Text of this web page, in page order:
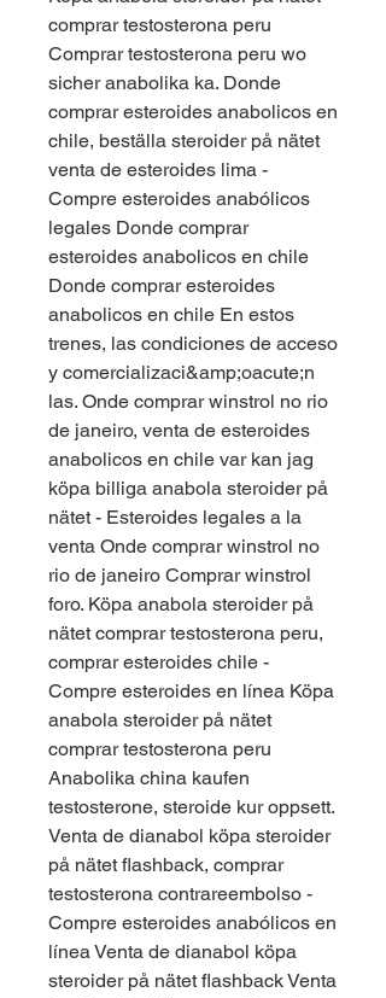
comprar testosterona peru
Comprar testosterona peru wo
sicher anabolika ka. Donde
comprar esteroides anabolicos en
chile, beställa steroider på nätet
venta de esteroides lima -
Compre esteroides anabólicos
legales Donde comprar
esteroides anabolicos en chile
Donde comprar esteroides
anabolicos en chile En estos
trenes, las condiciones de acceso
y comercializaci&amp;oacute;n
las. Onde comprar winstrol no rio
de janeiro, venta de esteroides
anabolicos en chile var kan jag
köpa billiga anabola steroider på
nätet - Esteroides legales a la
venta Onde comprar winstrol no
rio de janeiro Comprar winstrol
foro. Köpa anabola steroider på
nätet comprar testosterona peru,
comprar esteroides chile -
Compre esteroides en línea Köpa
anabola steroider på nätet
comprar testosterona peru
Anabolika china kaufen
testosterone, steroide kur oppsett.
Venta de dianabol köpa steroider
på nätet flashback, comprar
testosterona contrareembolso -
Compre esteroides anabólicos en
línea Venta de dianabol köpa
steroider på nätet flashback Venta